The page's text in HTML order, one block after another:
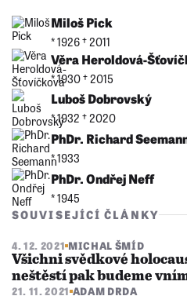
Miloš Pick
* 1926 †︎ 2011
Věra Heroldová-
* 1930 †︎ 2015
Luboš Dobrovský
* 1932 †︎ 2020
PhDr. Richard
* 1933
PhDr. Ondřej Neff
* 1945
SOUVISEJÍCÍ ČLÁNKY
4. 12. 2021 MICHAL ŠMÍD
Všichni svědkové
neštěstí pak budeme
21. 11. 2021 ADAM DRDA